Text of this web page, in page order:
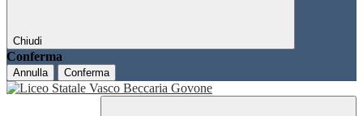
Chiudi
Conferma
Annulla Conferma